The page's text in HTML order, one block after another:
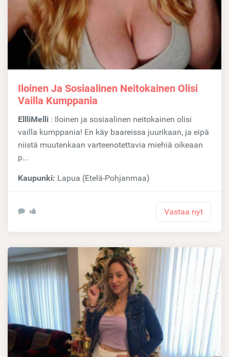
Iloinen Ja Sosiaalinen Neitokainen Olisi
Vailla Kumppania
EllliMelli : Iloinen ja sosiaalinen neitokainen olisi
vailla kumppania! En käy baareissa juurikaan, ja eipä
niistä muutenkaan varteenotettavia miehiä oikeaan
p...
Kaupunki: Lapua (Etelä-Pohjanmaa)
Vastaa nyt